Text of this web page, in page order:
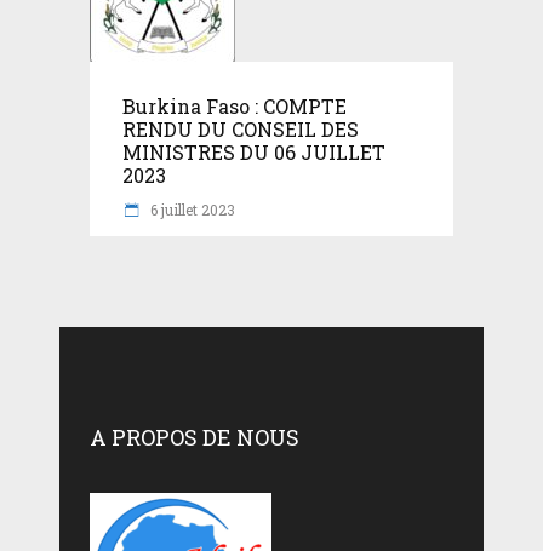
Burkina Faso : COMPTE
RENDU DU CONSEIL DES
MINISTRES DU 06 JUILLET
2023
6 juillet 2023
A PROPOS DE NOUS